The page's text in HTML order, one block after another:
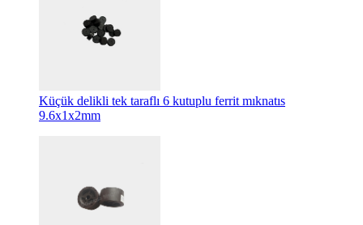
Küçük delikli tek taraflı 6 kutuplu ferrit mıknatıs
9.6x1x2mm